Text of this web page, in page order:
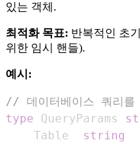
있는 객체.
최적화 목표: 반복적인 초
위한 임시 핸들).
예시:
// 데이터베이스 쿼리를
type QueryParams
    Table
string